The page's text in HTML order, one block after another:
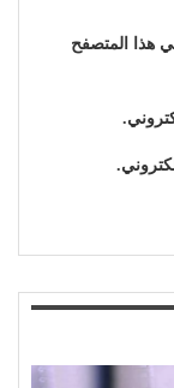
هذا المتصفح